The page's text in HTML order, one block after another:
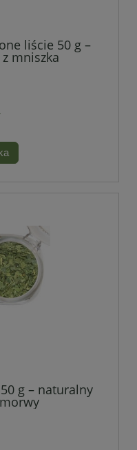
liście 50 g –
mniszka
g – naturalny